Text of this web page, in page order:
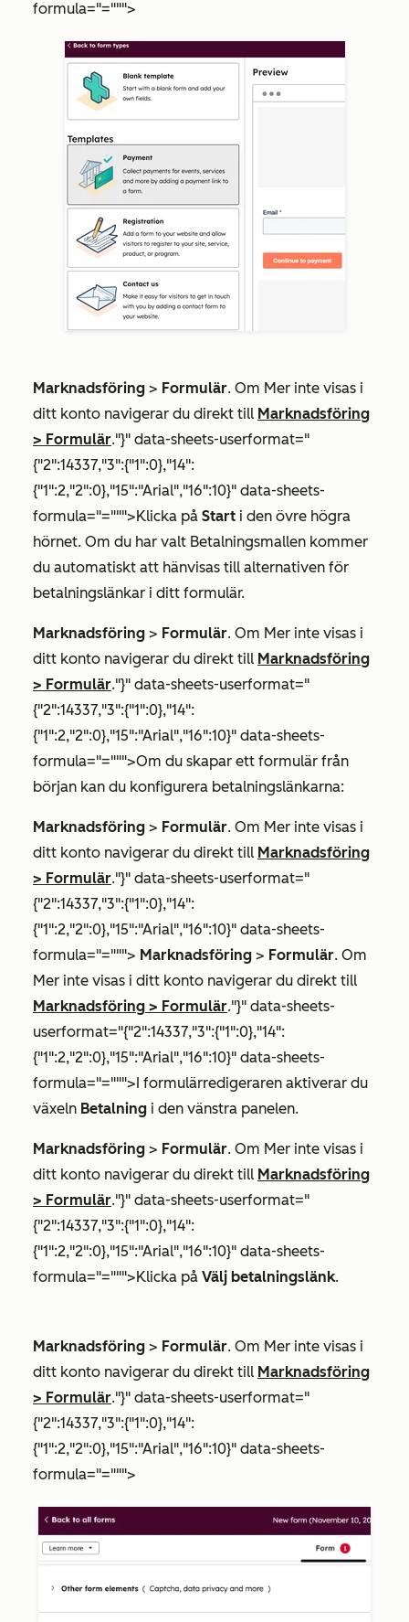
formula="=""">
Marknadsföring > Formulär. Om Mer inte visas i
ditt konto navigerar du direkt till Marknadsföring
> Formulär."}" data-sheets-userformat="
{"2":14337,"3":{"1":0},"14":
{"1":2,"2":0},"15":"Arial","16":10}" data-sheets-
formula="=""">Klicka på Start i den övre högra
hörnet. Om du har valt Betalningsmallen kommer
du automatiskt att hänvisas till alternativen för
betalningslänkar i ditt formulär.
Marknadsföring > Formulär. Om Mer inte visas i
ditt konto navigerar du direkt till Marknadsföring
> Formulär."}" data-sheets-userformat="
{"2":14337,"3":{"1":0},"14":
{"1":2,"2":0},"15":"Arial","16":10}" data-sheets-
formula="=""">Om du skapar ett formulär från
början kan du konfigurera betalningslänkarna:
Marknadsföring > Formulär. Om Mer inte visas i
ditt konto navigerar du direkt till Marknadsföring
> Formulär."}" data-sheets-userformat="
{"2":14337,"3":{"1":0},"14":
{"1":2,"2":0},"15":"Arial","16":10}" data-sheets-
formula="="""> Marknadsföring > Formulär. Om
Mer inte visas i ditt konto navigerar du direkt till
Marknadsföring > Formulär."}" data-sheets-
userformat="{"2":14337,"3":{"1":0},"14":
{"1":2,"2":0},"15":"Arial","16":10}" data-sheets-
formula="=""">I formulärredigeraren aktiverar du
växeln Betalning i den vänstra panelen.
Marknadsföring > Formulär. Om Mer inte visas i
ditt konto navigerar du direkt till Marknadsföring
> Formulär."}" data-sheets-userformat="
{"2":14337,"3":{"1":0},"14":
{"1":2,"2":0},"15":"Arial","16":10}" data-sheets-
formula="=""">Klicka på Välj betalningslänk.
Marknadsföring > Formulär. Om Mer inte visas i
ditt konto navigerar du direkt till Marknadsföring
> Formulär."}" data-sheets-userformat="
{"2":14337,"3":{"1":0},"14":
{"1":2,"2":0},"15":"Arial","16":10}" data-sheets-
formula="=""">